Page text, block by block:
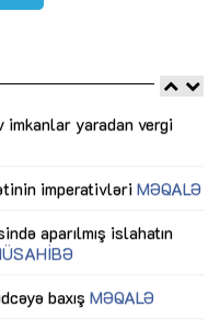
yaradan vergi
imperativləri MƏQALƏ
aparılmış islahatın
baxış MƏQALƏ